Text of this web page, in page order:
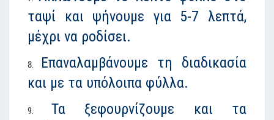
ταψί και ψήνουμε για 5-7 λεπτά,
μέχρι να ροδίσει.
Επαναλαμβάνουμε τη διαδικασία
και με τα υπόλοιπα φύλλα.
Τα ξεφουρνίζουμε και τα